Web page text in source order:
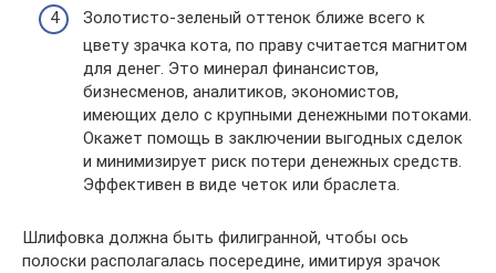
Золотисто-зеленый оттенок ближе всего к
цвету зрачка кота, по праву считается магнитом
для денег. Это минерал финансистов,
бизнесменов, аналитиков, экономистов,
имеющих дело с крупными денежными потоками.
Окажет помощь в заключении выгодных сделок
и минимизирует риск потери денежных средств.
Эффективен в виде четок или браслета.
Шлифовка должна быть филигранной, чтобы ось
полоски располагалась посередине, имитируя зрачок